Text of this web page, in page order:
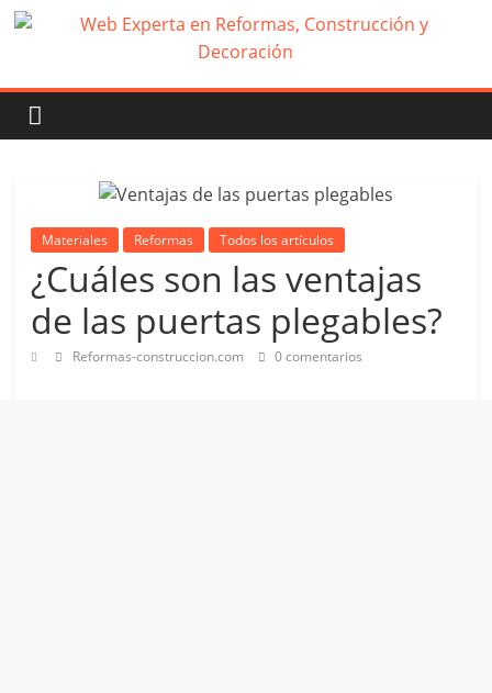
Materiales Reformas Todos los artículos
¿Cuáles son las ventajas
de las puertas plegables?
Reformas-construccion.com 0 comentarios